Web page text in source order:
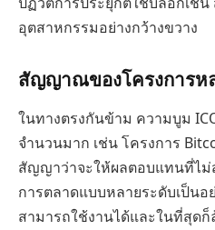
อุตสาหกรรมอย่างกว้างขวาง
สัญญาณของโครงการห
ในทางตรงกันข้าม ความบูม
จำนวนมาก เช่น โครงการ
สัญญาว่าจะให้ผลตอบแทนที่ไม่
การตลาดแบบหลายระดับเป็น
สามารถใช้งานได้และในที่สุดก็